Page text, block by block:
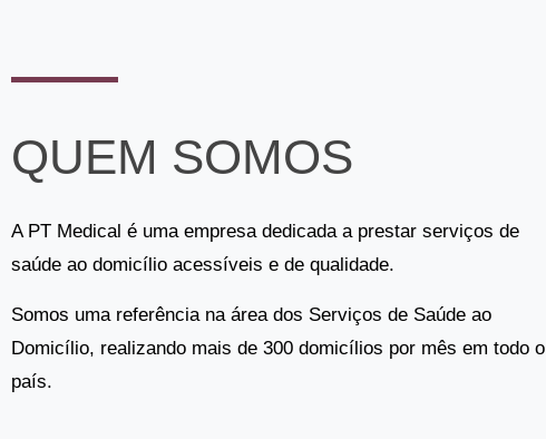
QUEM SOMOS
A PT Medical é uma empresa dedicada a prestar serviços de
saúde ao domicílio acessíveis e de qualidade.
Somos uma referência na área dos Serviços de Saúde ao
Domicílio, realizando mais de 300 domicílios por mês em todo o
país.